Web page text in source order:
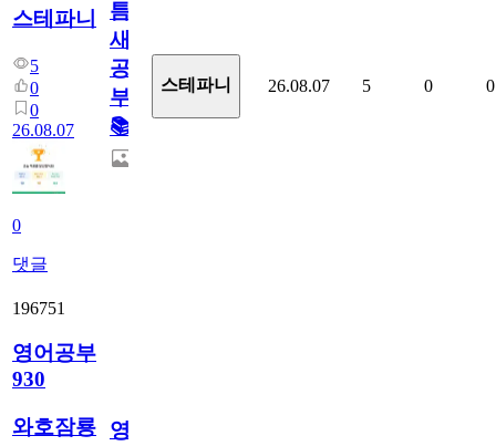
스테파니
5
0
0
26.08.07
0
댓글
틈
새
공
부!
📚
스테파니 26.08.07 5 0 0
196751
영어공부
930
와호잠룡
영